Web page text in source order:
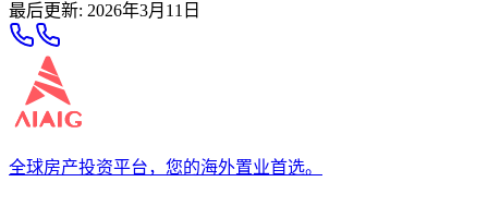
最后更新: 2026年3月11日
全球房产投资平台，您的海外置业首选。